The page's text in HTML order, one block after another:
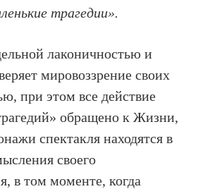
трагедии».
лаконичностью и
мировоззрение своих
при этом все действие
обращено к Жизни,
спектакля находятся в
своего
в том моменте, когда